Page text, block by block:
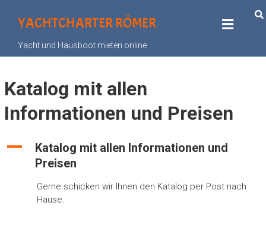
YACHTCHARTER RÖMER
Yacht und Hausboot mieten online
Katalog mit allen
Informationen und Preisen
A
Katalog mit allen Informationen und
Preisen
Gerne schicken wir Ihnen den Katalog per Post nach
Hause.